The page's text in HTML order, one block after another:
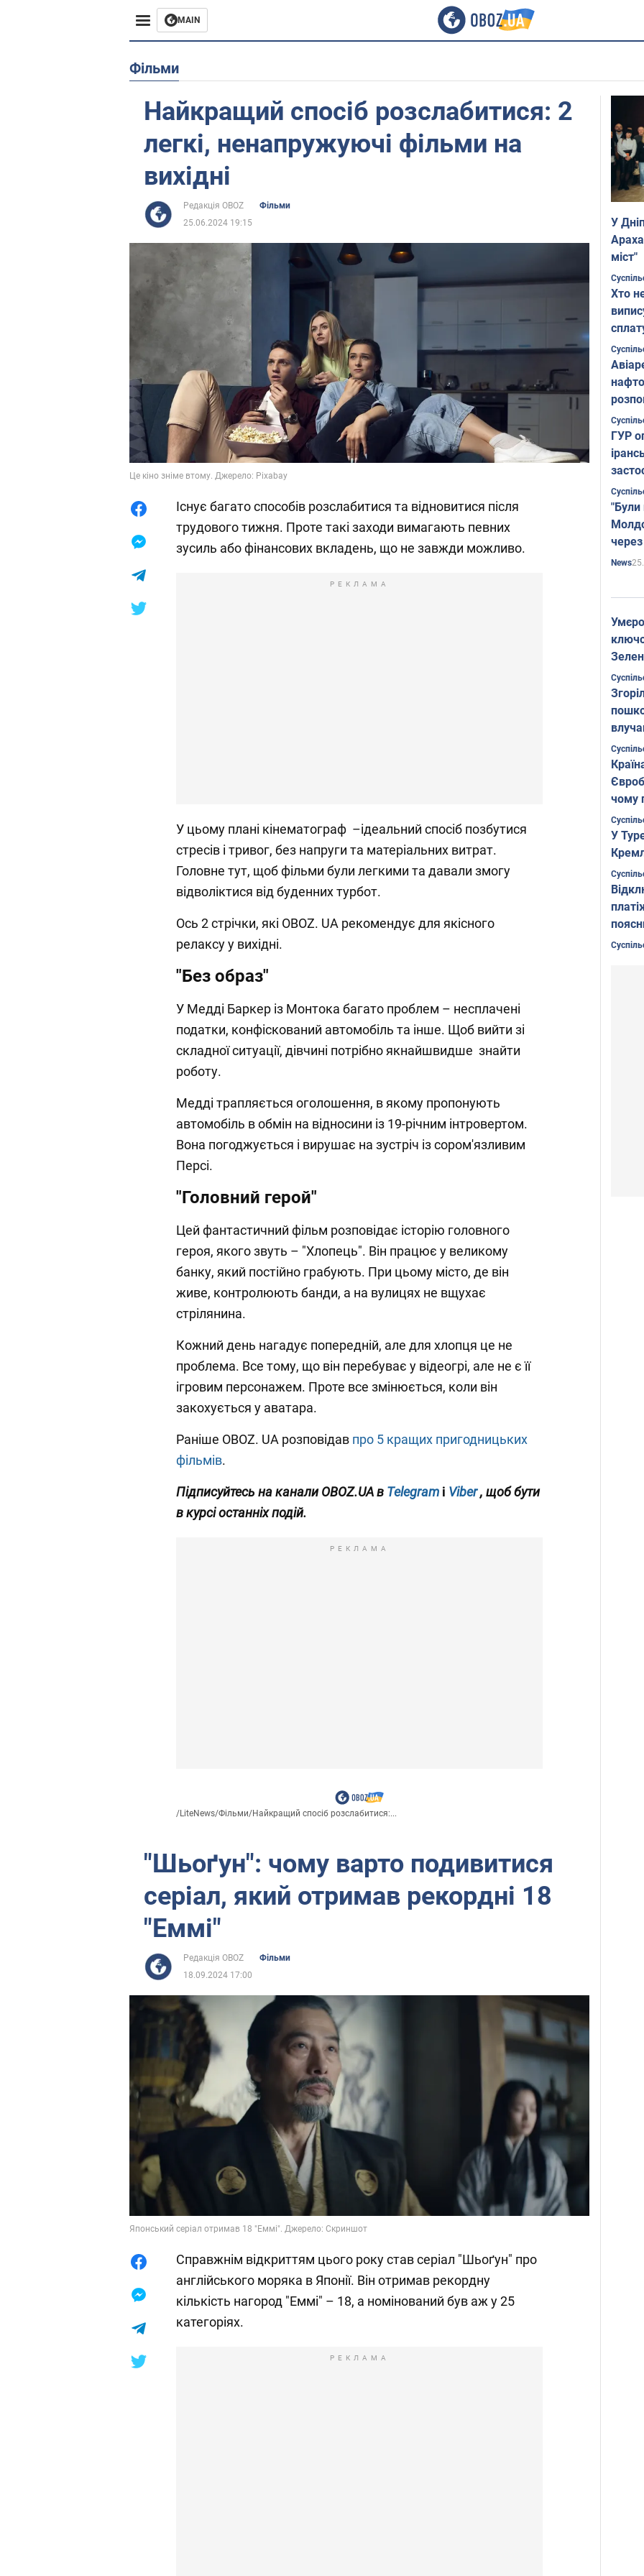
MAIN
Європа
Життя
Фільми
Найкращий спосіб розслабитися: 2
легкі, ненапружуючі фільми на
вихідні
Редакція OBOZ
Фільми
25.06.2024 19:15
Це кіно зніме втому. Джерело: Pixabay
Існує багато способів розслабитися та відновитися після
трудового тижня. Проте такі заходи вимагають певних
зусиль або фінансових вкладень, що не завжди можливо.
РЕКЛАМА
У цьому плані кінематограф –ідеальний спосіб позбутися
стресів і тривог, без напруги та матеріальних витрат.
Головне тут, щоб фільми були легкими та давали змогу
відволіктися від буденних турбот.
Ось 2 стрічки, які OBOZ. UA рекомендує для якісного
релаксу у вихідні.
"Без образ"
У Медді Баркер із Монтока багато проблем – несплачені
податки, конфіскований автомобіль та інше. Щоб вийти зі
складної ситуації, дівчині потрібно якнайшвидше знайти
роботу.
Медді трапляється оголошення, в якому пропонують
автомобіль в обмін на відносини із 19-річним інтровертом.
Вона погоджується і вирушає на зустріч із сором'язливим
Персі.
"Головний герой"
Цей фантастичний фільм розповідає історію головного
героя, якого звуть – "Хлопець". Він працює у великому
банку, який постійно грабують. При цьому місто, де він
живе, контролюють банди, а на вулицях не вщухає
стрілянина.
Кожний день нагадує попередній, але для хлопця це не
проблема. Все тому, що він перебуває у відеогрі, але не є її
ігровим персонажем. Проте все змінюється, коли він
закохується у аватара.
Раніше OBOZ. UA розповідав про 5 кращих пригодницьких
фільмів.
Підписуйтесь на канали OBOZ.UA в Telegram і Viber, щоб бути
в курсі останніх подій.
РЕКЛАМА
/LiteNews/Фільми/Найкращий спосіб розслабитися:...
"Шьоґун": чому варто подивитися
серіал, який отримав рекордні 18
"Еммі"
Редакція OBOZ
Фільми
18.09.2024 17:00
Японський серіал отримав 18 "Еммі". Джерело: Скриншот
Справжнім відкриттям цього року став серіал "Шьоґун" про
англійського моряка в Японії. Він отримав рекордну
кількість нагород "Еммі" – 18, а номінований був аж у 25
категоріях.
РЕКЛАМА
У
міст"
Хто
ГУР
"Були
News
Фото
чому
У